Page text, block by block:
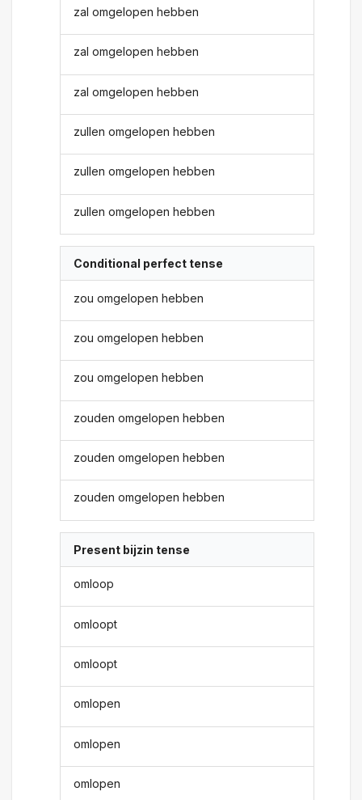
zal omgelopen hebben
zal omgelopen hebben
zal omgelopen hebben
zullen omgelopen hebben
zullen omgelopen hebben
zullen omgelopen hebben
Conditional perfect tense
zou omgelopen hebben
zou omgelopen hebben
zou omgelopen hebben
zouden omgelopen hebben
zouden omgelopen hebben
zouden omgelopen hebben
Present bijzin tense
omloop
omloopt
omloopt
omlopen
omlopen
omlopen